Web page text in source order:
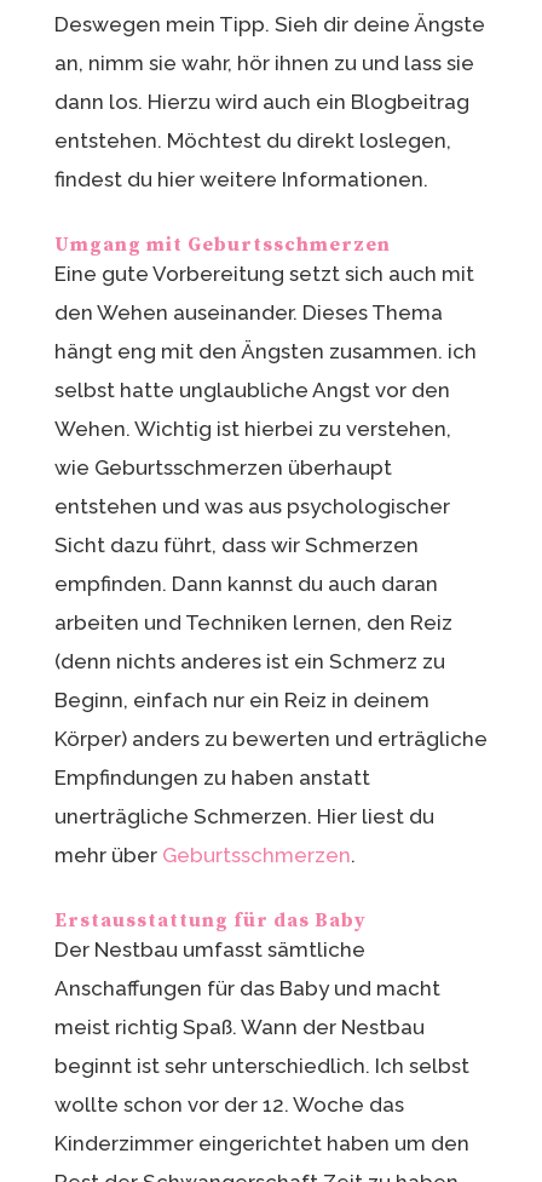
Deswegen mein Tipp. Sieh dir deine Ängste
an, nimm sie wahr, hör ihnen zu und lass sie
dann los. Hierzu wird auch ein Blogbeitrag
entstehen. Möchtest du direkt loslegen,
findest du hier weitere Informationen.
Umgang mit Geburtsschmerzen
Eine gute Vorbereitung setzt sich auch mit
den Wehen auseinander. Dieses Thema
hängt eng mit den Ängsten zusammen. ich
selbst hatte unglaubliche Angst vor den
Wehen. Wichtig ist hierbei zu verstehen,
wie Geburtsschmerzen überhaupt
entstehen und was aus psychologischer
Sicht dazu führt, dass wir Schmerzen
empfinden. Dann kannst du auch daran
arbeiten und Techniken lernen, den Reiz
(denn nichts anderes ist ein Schmerz zu
Beginn, einfach nur ein Reiz in deinem
Körper) anders zu bewerten und erträgliche
Empfindungen zu haben anstatt
unerträgliche Schmerzen. Hier liest du
mehr über Geburtsschmerzen.
Erstausstattung für das Baby
Der Nestbau umfasst sämtliche
Anschaffungen für das Baby und macht
meist richtig Spaß. Wann der Nestbau
beginnt ist sehr unterschiedlich. Ich selbst
wollte schon vor der 12. Woche das
Kinderzimmer eingerichtet haben um den